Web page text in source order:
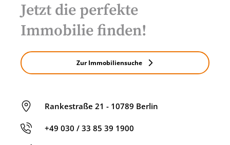
Rankestraße 21 - 10789 Berlin
+49 030 / 33 85 39 1900
Jetzt die perfekte
Immobilie finden!
Zur Immobiliensuche